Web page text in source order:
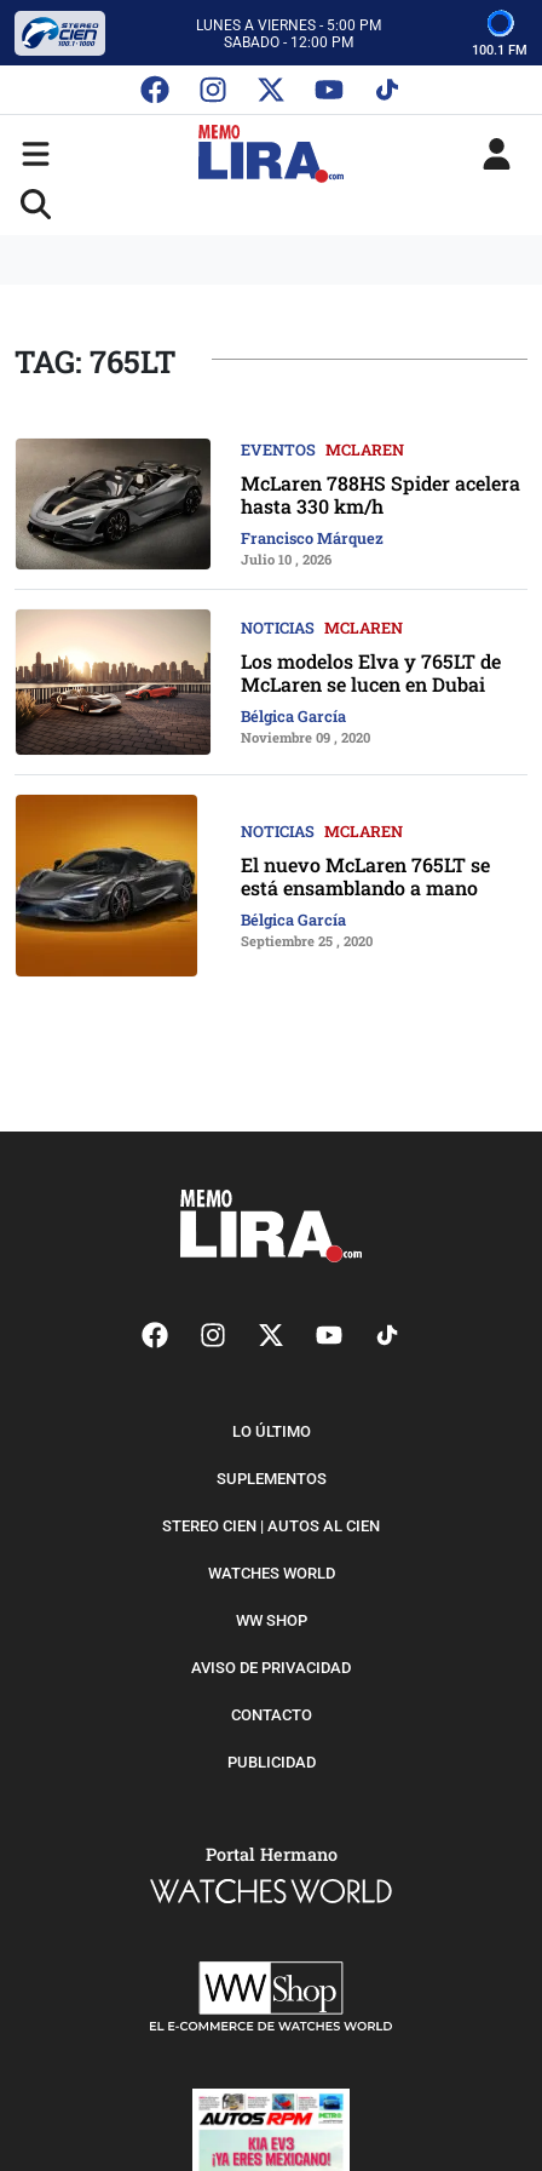
LUNES A VIERNES - 5:00 PM
SABADO - 12:00 PM
CON MEMO LIRA Y SU EQUIPO
LUNES A VIERNES - 5:00 PM
SABADO - 12:00 PM
100.1 FM
TAG: 765LT
EVENTOS MCLAREN
McLaren 788HS Spider acelera
hasta 330 km/h
Francisco Márquez
Julio 10 , 2026
NOTICIAS MCLAREN
Los modelos Elva y 765LT de
McLaren se lucen en Dubai
Bélgica García
Noviembre 09 , 2020
NOTICIAS MCLAREN
El nuevo McLaren 765LT se
está ensamblando a mano
Bélgica García
Septiembre 25 , 2020
LO ÚLTIMO
SUPLEMENTOS
STEREO CIEN | AUTOS AL CIEN
WATCHES WORLD
WW SHOP
AVISO DE PRIVACIDAD
CONTACTO
PUBLICIDAD
Portal Hermano